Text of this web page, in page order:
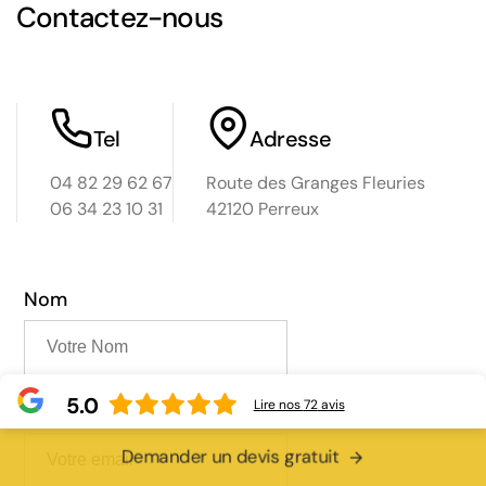
Contactez-nous
Tel
04 82 29 62 67
06 34 23 10 31
Adresse
Route des Granges Fleuries
42120 Perreux
Nom
Email
Demander un devis gratuit
5.0 Lire nos72avis